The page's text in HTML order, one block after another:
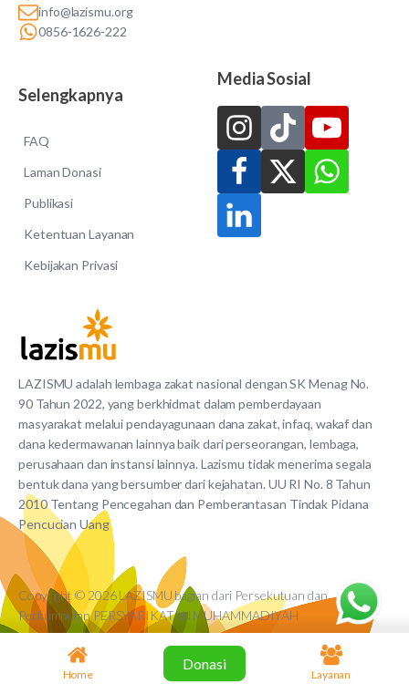
LAZISMU adalah lembaga zakat nasional dengan SK Menag No.
90 Tahun 2022, yang berkhidmat dalam pemberdayaan
masyarakat melalui pendayagunaan dana zakat, infaq, wakaf dan
dana kedermawanan lainnya baik dari perseorangan, lembaga,
perusahaan dan instansi lainnya. Lazismu tidak menerima segala
bentuk dana yang bersumber dari kejahatan. UU RI No. 8 Tahun
2010 Tentang Pencegahan dan Pemberantasan Tindak Pidana
Pencucian Uang
info@lazismu.org
0856-1626-222
Selengkapnya
FAQ
Laman Donasi
Publikasi
Ketentuan Layanan
Kebijakan Privasi
Media Sosial
Copyright © 2026 LAZISMU bagian dari Persekutuan dan
Perkumpulan PERSYARIKATAN MUHAMMADIYAH
Home
Donasi
Layanan